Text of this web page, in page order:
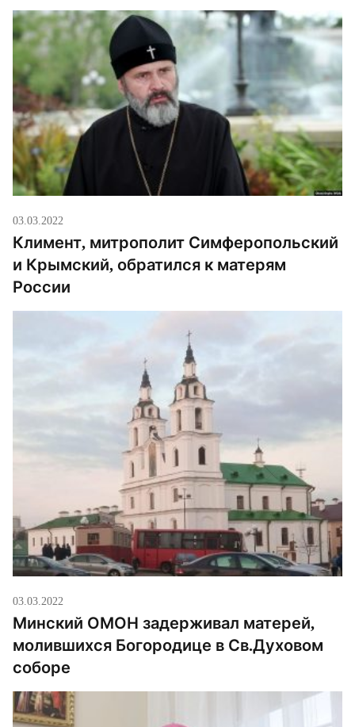
03.03.2022
Климент, митрополит Симферопольский
и Крымский, обратился к матерям
России
03.03.2022
Минский ОМОН задерживал матерей,
молившихся Богородице в Св.Духовом
соборе